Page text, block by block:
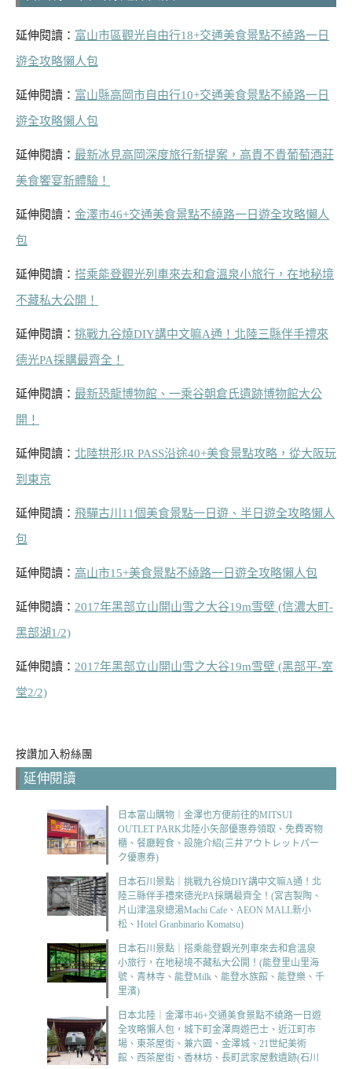
延伸閱讀： 富山市區觀光自由行18+交通美食景點不繞路一日
遊全攻略懶人包
延伸閱讀： 富山縣高岡市自由行10+交通美食景點不繞路一日
遊全攻略懶人包
延伸閱讀： 最新冰見高岡深度旅行新提案，高貴不貴葡萄酒莊
美食饗宴新體驗！
延伸閱讀： 金澤市46+交通美食景點不繞路一日遊全攻略懶人
包
延伸閱讀： 搭乘能登觀光列車來去和倉溫泉小旅行，在地秘境
不藏私大公開！
延伸閱讀： 挑戰九谷燒DIY講中文嘛A通！北陸三縣伴手禮來
德光PA採購最齊全！
延伸閱讀： 最新恐龍博物館、一乘谷朝倉氏遺跡博物館大公
開！
延伸閱讀： 北陸拱形JR PASS沿途40+美食景點攻略，從大阪玩
到東京
延伸閱讀： 飛驒古川11個美食景點一日遊、半日遊全攻略懶人
包
延伸閱讀： 高山市15+美食景點不繞路一日遊全攻略懶人包
延伸閱讀： 2017年黑部立山開山雪之大谷19m雪壁 (信濃大町-
黑部湖1/2)
延伸閱讀： 2017年黑部立山開山雪之大谷19m雪壁 (黑部平-室
堂2/2)
按讚加入粉絲團
延伸閱讀
日本富山購物｜金澤也方便前往的MITSUI
OUTLET PARK北陸小矢部優惠券領取、免費寄物
櫃、餐廳輕食、設施介紹(三井アウトレットパー
ク優惠券)
日本石川景點｜挑戰九谷燒DIY講中文嘛A通！北
陸三縣伴手禮來德光PA採購最齊全！(宮吉製陶、
片山津溫泉總湯Machi Cafe、AEON MALL新小
松、Hotel Granbinario Komatsu)
日本石川景點｜搭乘能登觀光列車來去和倉溫泉
小旅行，在地秘境不藏私大公開！(能登里山里海
號、青林寺、能登Milk、能登水族館、能登樂、千
里濱)
日本北陸｜金澤市46+交通美食景點不繞路一日遊
全攻略懶人包，城下町金澤周遊巴士、近江町市
場、東茶屋街、兼六園、金澤城、21世紀美術
館、西茶屋街、香林坊、長町武家屋敷遺跡(石川